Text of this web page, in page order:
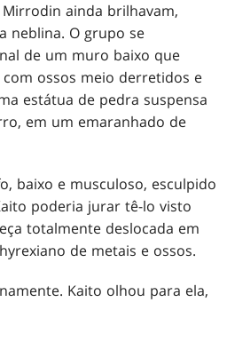
ainda brilhavam,
neblina. O grupo se
de um muro baixo que
ossos meio derretidos e
estátua de pedra suspensa
em um emaranhado de
baixo e musculoso, esculpido
poderia jurar tê-lo visto
totalmente deslocada em
de metais e ossos.
Kaito olhou para ela,